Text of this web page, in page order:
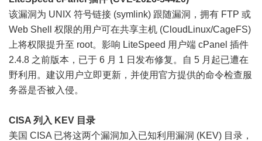
该漏洞为 UNIX 符号链接 (symlink) 跟随漏洞，拥有 FTP 或
Web Shell 权限的用户可在共享主机 (CloudLinux/CageFS)
上将权限提升至 root。影响 LiteSpeed 用户端 cPanel 插件
2.4.8 之前版本，已于 6 月 1 日发布修复。自 5 月起已遭在
野利用。建议用户立即更新，并使用官方提供的命令检查服
务器是否被入侵。
CISA 列入 KEV 目录
美国 CISA 已将这两个漏洞加入已知利用漏洞 (KEV) 目录，